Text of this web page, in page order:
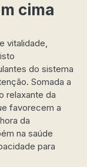
cima
vitalidade,
do sistema
Somada a
relaxante da
favorecem a
da
na saúde
para